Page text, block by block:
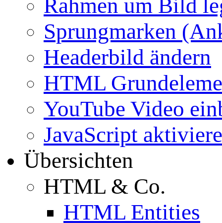
Rahmen um Bild
Sprungmarken
Headerbild ändern
HTML
YouTube Video
JavaScript
Übersichten
HTML & Co.
HTML Entities